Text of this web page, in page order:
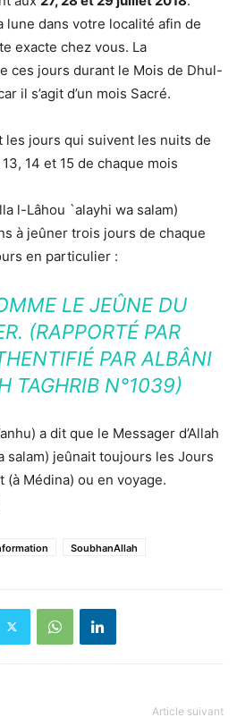
lune dans votre localité afin de
exacte chez vous. La
ces jours durant le Mois de Dhul-
il s’agit d’un mois Sacré.
les jours qui suivent les nuits de
14 et 15 de chaque mois
l-Lâhou `alayhi wa salam)
à jeûner trois jours de chaque
en particulier :
LE JEÛNE DU
(RAPPORTÉ PAR
PAR ALBÂNI
TAGHRIB N°1039)
a dit que le Messager d’Allah
salam) jeûnait toujours les Jours
(à Médina) ou en voyage.
SoubhanAllah
Article suivant